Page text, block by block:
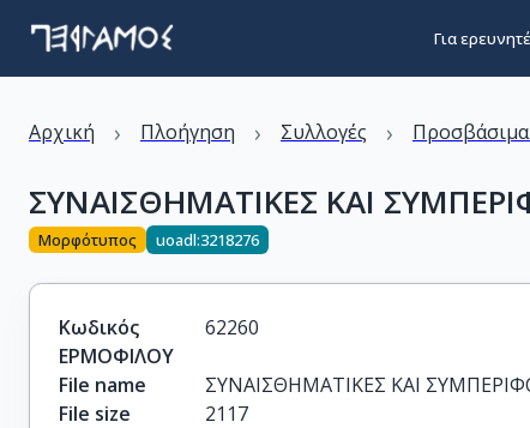
Για
Αρχική › Πλοήγηση › Συλλογές ›
ΣΥΝΑΙΣΘΗΜΑΤΙΚΕΣ ΚΑΙ
Μορφότυπος uoadl:3218276
Κωδικός
ΕΡΜΟΦΙΛΟΥ
62260
File name
ΣΥΝΑΙΣΘΗΜΑΤΙΚΕΣ ΚΑΙ
File size
2117